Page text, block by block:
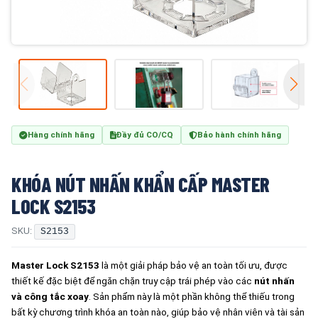
Hàng chính hãng Đầy đủ CO/CQ Bảo hành chính hãng
KHÓA NÚT NHẤN KHẨN CẤP MASTER
LOCK S2153
SKU: S2153
Master Lock S2153 là một giải pháp bảo vệ an toàn tối ưu, được
thiết kế đặc biệt để ngăn chặn truy cập trái phép vào các nút nhấn
và công tắc xoay . Sản phẩm này là một phần không thể thiếu trong
bất kỳ chương trình khóa an toàn nào, giúp bảo vệ nhân viên và tài sản